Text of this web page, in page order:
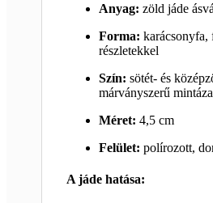
Anyag: zöld jáde
Forma: karácsonyfa,
részletekkel
Szín: sötét- és
márványszerű
Méret: 4,5 cm
Felület: polírozott,
A jáde hatása: